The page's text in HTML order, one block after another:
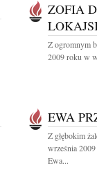
ZOFIA
Z ogromnym
2009 roku w
EWA
Z głębokim
września
Ewa...